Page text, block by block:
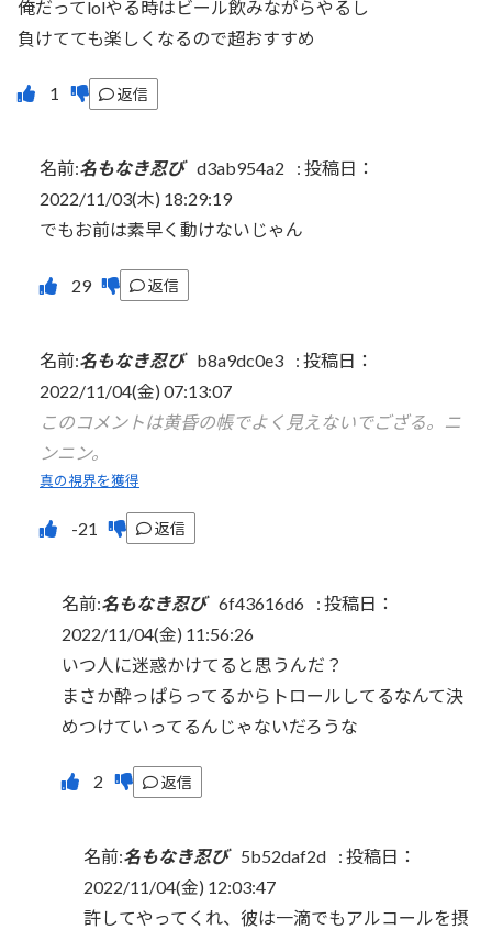
俺だってlolやる時はビール飲みながらやるし
負けてても楽しくなるので超おすすめ
返信
名前:名もなき忍び d3ab954a2 : 投稿日：
2022/11/03(木) 18:29:19
でもお前は素早く動けないじゃん
返信
名前:名もなき忍び b8a9dc0e3 : 投稿日：
2022/11/04(金) 07:13:07
このコメントは黄昏の帳でよく見えないでござる。ニ
ンニン。
真の視界を獲得
返信
名前:名もなき忍び 6f43616d6 : 投稿日：
2022/11/04(金) 11:56:26
いつ人に迷惑かけてると思うんだ？
まさか酔っぱらってるからトロールしてるなんて決
めつけていってるんじゃないだろうな
返信
名前:名もなき忍び 5b52daf2d : 投稿日：
2022/11/04(金) 12:03:47
許してやってくれ、彼は一滴でもアルコールを摂